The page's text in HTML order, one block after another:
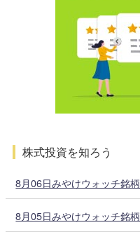
株式投資を知ろう
8月06日みやけウォッチ銘柄
8月05日みやけウォッチ銘柄